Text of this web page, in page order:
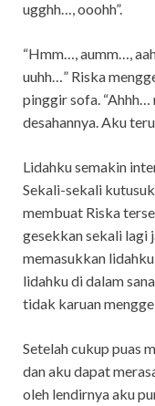
ugghh…, ooohh”.
“Hmm…, aumm…,
uuhh…” Riska
pinggir sofa.
desahannya. Aku
Lidahku semakin
Sekali-sekali
membuat Riska
gesekkan sekali lagi
memasukkan
lidahku di dalam
tidak karuan
Setelah cukup puas
dan aku dapat
oleh lendirnya aku